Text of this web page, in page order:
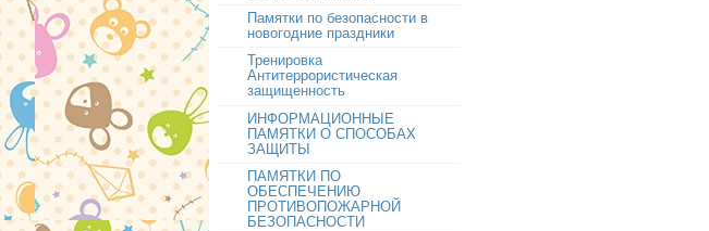
Памятки по безопасности в
новогодние праздники
Тренировка
Антитеррористическая
защищенность
ИНФОРМАЦИОННЫЕ
ПАМЯТКИ О СПОСОБАХ
ЗАЩИТЫ
ПАМЯТКИ ПО
ОБЕСПЕЧЕНИЮ
ПРОТИВОПОЖАРНОЙ
БЕЗОПАСНОСТИ